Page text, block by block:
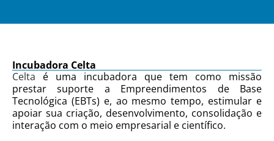
Incubadora Celta
Celta é uma incubadora que tem como missão
prestar suporte a Empreendimentos de Base
Tecnológica (EBTs) e, ao mesmo tempo, estimular e
apoiar sua criação, desenvolvimento, consolidação e
interação com o meio empresarial e científico.